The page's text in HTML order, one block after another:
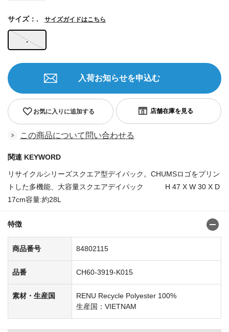
.
サイズ：. サイズガイドはこちら
お気に入りに追加する
入荷お知らせを申込む
この商品について問い合わせる
関連 KEYWORD
リサイクルシリーズスクエア型デイパック。CHUMSロゴをプリン
トした多機能、大容量スクエアデイパック H 47 X W 30 X D
17cm容量:約28L
特徴
商品番号 84802115
品番 CH60-3919-K015
素材・生産国
RENU Recycle Polyester 100%
生産国：VIETNAM